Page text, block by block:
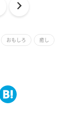
おもしろ 癒し